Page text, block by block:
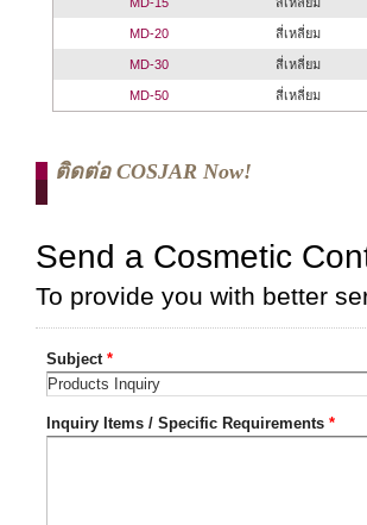
MD-20 สี่เหลี่ยม
MD-30 สี่เหลี่ยม
MD-50 สี่เหลี่ยม
ติดต่อ COSJAR Now!